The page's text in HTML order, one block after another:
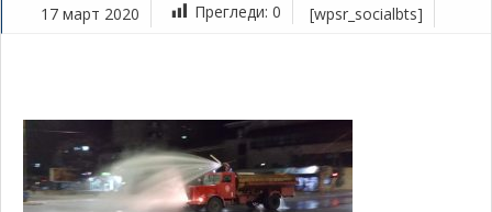
17 март 2020 Прегледи: 0 [wpsr_socialbts]